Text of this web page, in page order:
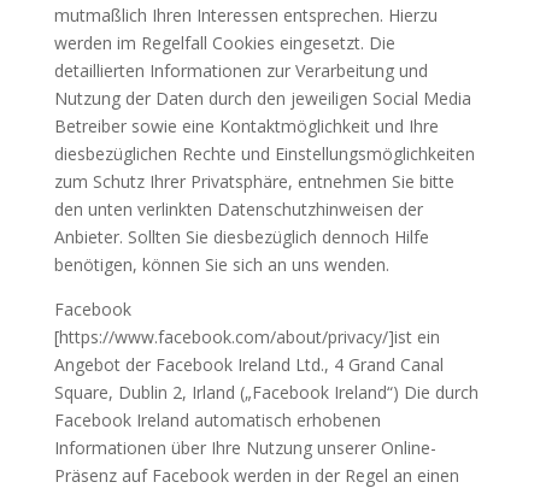
mutmaßlich Ihren Interessen entsprechen. Hierzu
werden im Regelfall Cookies eingesetzt. Die
detaillierten Informationen zur Verarbeitung und
Nutzung der Daten durch den jeweiligen Social Media
Betreiber sowie eine Kontaktmöglichkeit und Ihre
diesbezüglichen Rechte und Einstellungsmöglichkeiten
zum Schutz Ihrer Privatsphäre, entnehmen Sie bitte
den unten verlinkten Datenschutzhinweisen der
Anbieter. Sollten Sie diesbezüglich dennoch Hilfe
benötigen, können Sie sich an uns wenden.
Facebook
[https://www.facebook.com/about/privacy/]ist ein
Angebot der Facebook Ireland Ltd., 4 Grand Canal
Square, Dublin 2, Irland („Facebook Ireland“) Die durch
Facebook Ireland automatisch erhobenen
Informationen über Ihre Nutzung unserer Online-
Präsenz auf Facebook werden in der Regel an einen